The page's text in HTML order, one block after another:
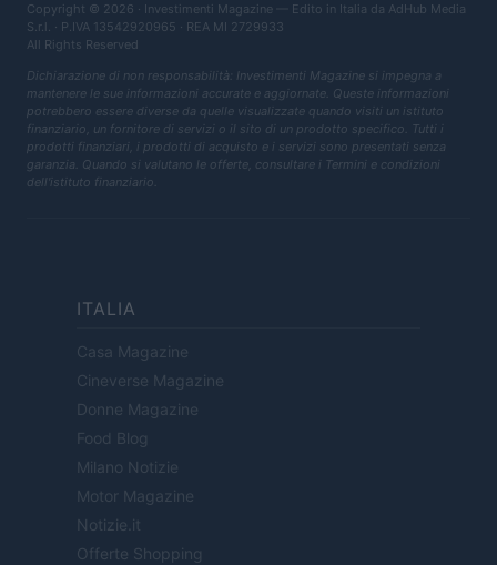
Copyright © 2026 · Investimenti Magazine — Edito in Italia da AdHub Media
S.r.l. · P.IVA 13542920965 · REA MI 2729933
All Rights Reserved
Dichiarazione di non responsabilità: Investimenti Magazine si impegna a
mantenere le sue informazioni accurate e aggiornate. Queste informazioni
potrebbero essere diverse da quelle visualizzate quando visiti un istituto
finanziario, un fornitore di servizi o il sito di un prodotto specifico. Tutti i
prodotti finanziari, i prodotti di acquisto e i servizi sono presentati senza
garanzia. Quando si valutano le offerte, consultare i Termini e condizioni
dell'istituto finanziario.
ITALIA
Casa Magazine
Cineverse Magazine
Donne Magazine
Food Blog
Milano Notizie
Motor Magazine
Notizie.it
Offerte Shopping